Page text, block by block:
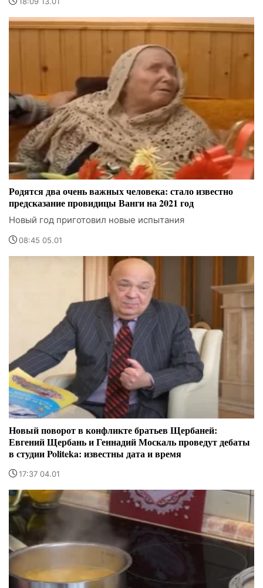
Родятся два очень важных человека: стало известно
предсказание провидицы Ванги на 2021 год
Новый год приготовил новые испытания
08:45 05.01
Новый поворот в конфликте братьев Щербаней:
Евгений Щербань и Геннадий Москаль проведут дебаты
в студии Politeka: известны дата и время
17:37 04.01